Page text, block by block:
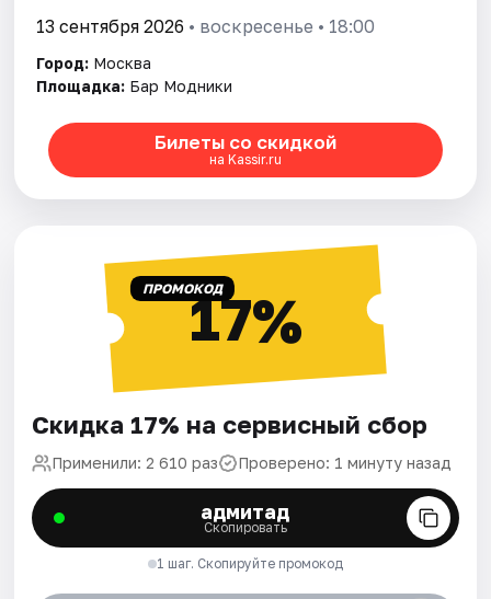
Площадки
Артисты
Рейтинги
13 сентября 2026 • воскресенье • 18:00
Город: Москва
Площадка: Бар Модники
Билеты со скидкой
на Kassir.ru
ПРОМОКОД17%
Скидка 17% на сервисный сбор
Применили: 2 610 раз Проверено: 1 минуту назад
адмитад
Скопировать
1 шаг. Скопируйте промокод